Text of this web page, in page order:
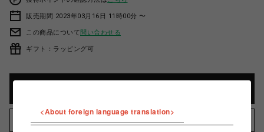
販売期間 2023年03月16日 11時00分 〜
この商品について問い合わせる
ギフト：ラッピング可
<About foreign language translation>